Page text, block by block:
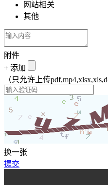
网站相关
其他
附件
+ 添加
（只允许上传
换一张
提交